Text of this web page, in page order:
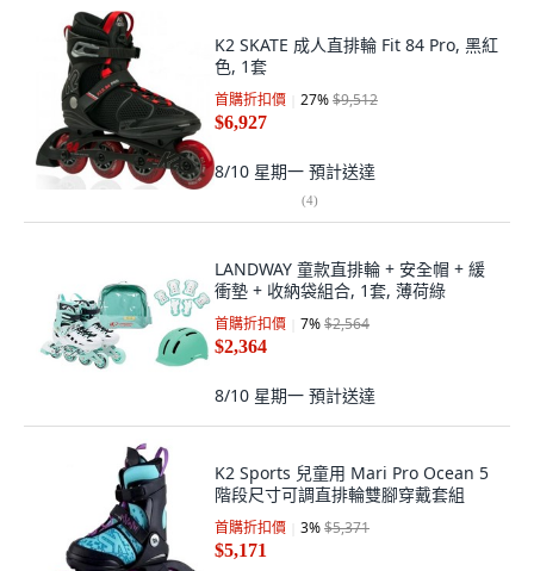
K2 SKATE 成人直排輪 Fit 84 Pro, 黑紅
色, 1套
首購折扣價 27%$9,512
$6,927
8/10 星期一 預計送達
(4)
LANDWAY 童款直排輪 + 安全帽 + 緩
衝墊 + 收納袋組合, 1套, 薄荷綠
首購折扣價 7%$2,564
$2,364
8/10 星期一 預計送達
K2 Sports 兒童用 Mari Pro Ocean 5
階段尺寸可調直排輪雙腳穿戴套組
首購折扣價 3%$5,371
$5,171